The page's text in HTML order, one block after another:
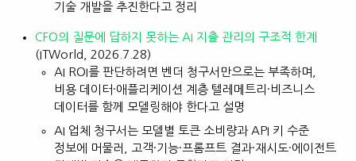
기술 개발을 추진한다고 정리
CFO의 질문에 답하지 못하는 AI 지출 관리의 구조적 한계
(ITWorld, 2026.7.28)
AI ROI를 판단하려면 벤더 청구서만으로는 부족하며,
비용 데이터·애플리케이션 계층 텔레메트리·비즈니스
데이터를 함께 모델링해야 한다고 설명
AI 업체 청구서는 모델별 토큰 소비량과 API 키 수준
정보에 머물러, 고객·기능·프롬프트 결과·재시도·에이전트